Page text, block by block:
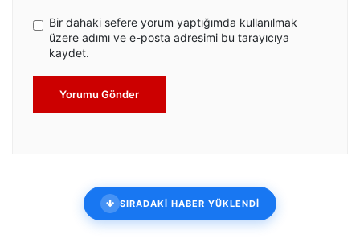
Bir dahaki sefere yorum yaptığımda kullanılmak
üzere adımı ve e-posta adresimi bu tarayıcıya
kaydet.
Yorumu Gönder
SIRADAKİ HABER YÜKLENDİ